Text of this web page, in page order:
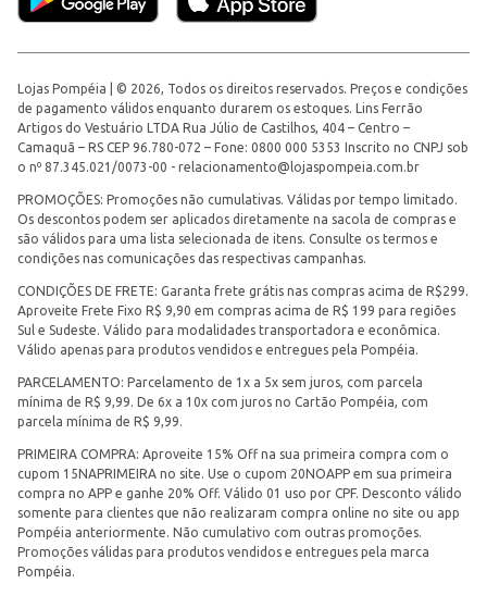
Lojas Pompéia | © 2026, Todos os direitos reservados. Preços e condições
de pagamento válidos enquanto durarem os estoques. Lins Ferrão
Artigos do Vestuário LTDA Rua Júlio de Castilhos, 404 – Centro –
Camaquã – RS CEP 96.780-072 – Fone: 0800 000 5353 Inscrito no CNPJ sob
o nº 87.345.021/0073-00 - relacionamento@lojaspompeia.com.br
PROMOÇÕES: Promoções não cumulativas. Válidas por tempo limitado.
Os descontos podem ser aplicados diretamente na sacola de compras e
são válidos para uma lista selecionada de itens. Consulte os termos e
condições nas comunicações das respectivas campanhas.
CONDIÇÕES DE FRETE: Garanta frete grátis nas compras acima de R$299.
Aproveite Frete Fixo R$ 9,90 em compras acima de R$ 199 para regiões
Sul e Sudeste. Válido para modalidades transportadora e econômica.
Válido apenas para produtos vendidos e entregues pela Pompéia.
PARCELAMENTO: Parcelamento de 1x a 5x sem juros, com parcela
mínima de R$ 9,99. De 6x a 10x com juros no Cartão Pompéia, com
parcela mínima de R$ 9,99.
PRIMEIRA COMPRA: Aproveite 15% Off na sua primeira compra com o
cupom 15NAPRIMEIRA no site. Use o cupom 20NOAPP em sua primeira
compra no APP e ganhe 20% Off. Válido 01 uso por CPF. Desconto válido
somente para clientes que não realizaram compra online no site ou app
Pompéia anteriormente. Não cumulativo com outras promoções.
Promoções válidas para produtos vendidos e entregues pela marca
Pompéia.